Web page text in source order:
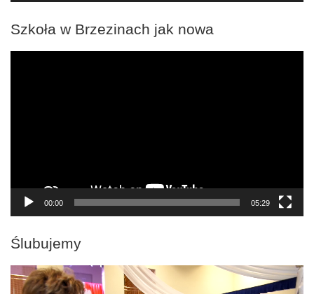
Szkoła w Brzezinach jak nowa
00:00 05:29
Ślubujemy
Odtwarzacz
video